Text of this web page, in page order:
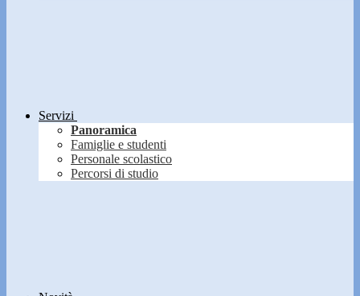
Servizi
Panoramica
Famiglie e studenti
Personale scolastico
Percorsi di studio